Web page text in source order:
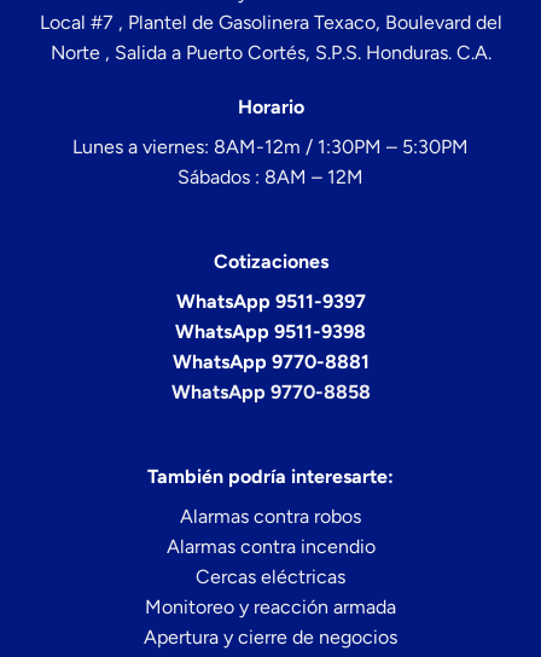
Local #7 , Plantel de Gasolinera Texaco, Boulevard del
Norte , Salida a Puerto Cortés, S.P.S. Honduras. C.A.
Horario
Lunes a viernes: 8AM-12m / 1:30PM – 5:30PM
Sábados : 8AM – 12M
Cotizaciones
WhatsApp 9511-9397
WhatsApp 9511-9398
WhatsApp 9770-8881
WhatsApp 9770-8858
También podría interesarte:
Alarmas contra robos
Alarmas contra incendio
Cercas eléctricas
Monitoreo y reacción armada
Apertura y cierre de negocios